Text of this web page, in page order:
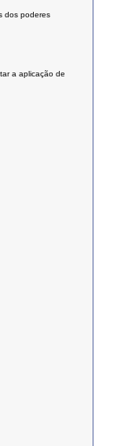
dos poderes
a aplicação de